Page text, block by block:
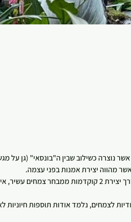
נוצרה כשילוב שבין ה"בונסאי" (גן על
מהווה יצירת אמנות בפני עצמה.
בסדנה - נרגיש את האדמה בידיים ונלמד את טכניקת הגינון דרך
לצמחים, נלמד אודות תוספות חיוניות